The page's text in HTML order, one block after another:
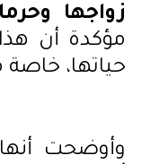
زواجها
مؤكدة أن
حياتها،
وأوضحت